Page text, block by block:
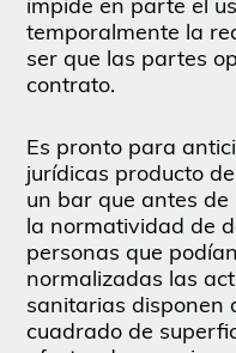
impide en parte el
temporalmente la
ser que las partes
contrato.
Es pronto para
jurídicas producto
un bar que antes
la normatividad de
personas que
normalizadas las
sanitarias disponen
cuadrado de